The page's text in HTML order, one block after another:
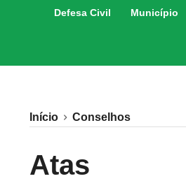
Defesa Civil Município
Início Conselhos
Atas